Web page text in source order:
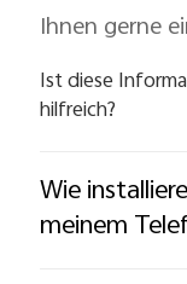
Ihnen gerne
Ist diese
hilfreich?
Wie
meinem